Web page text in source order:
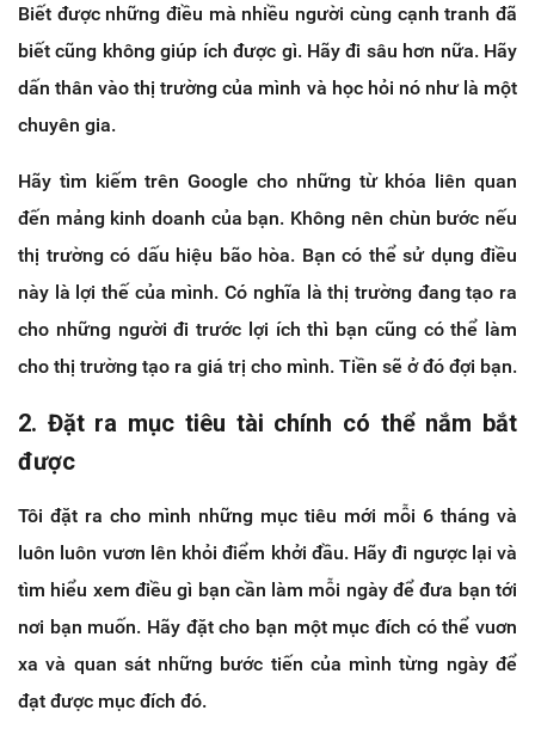
Biết được những điều mà nhiều người cùng cạnh tranh đã
biết cũng không giúp ích được gì. Hãy đi sâu hơn nữa. Hãy
dấn thân vào thị trường của mình và học hỏi nó như là một
chuyên gia.
Hãy tìm kiếm trên Google cho những từ khóa liên quan
đến mảng kinh doanh của bạn. Không nên chùn bước nếu
thị trường có dấu hiệu bão hòa. Bạn có thể sử dụng điều
này là lợi thế của mình. Có nghĩa là thị trường đang tạo ra
cho những người đi trước lợi ích thì bạn cũng có thể làm
cho thị trường tạo ra giá trị cho mình. Tiền sẽ ở đó đợi bạn.
2. Đặt ra mục tiêu tài chính có thể nắm bắt
được
Tôi đặt ra cho mình những mục tiêu mới mỗi 6 tháng và
luôn luôn vươn lên khỏi điểm khởi đầu. Hãy đi ngược lại và
tìm hiểu xem điều gì bạn cần làm mỗi ngày để đưa bạn tới
nơi bạn muốn. Hãy đặt cho bạn một mục đích có thể vuơn
xa và quan sát những bước tiến của mình từng ngày để
đạt được mục đích đó.